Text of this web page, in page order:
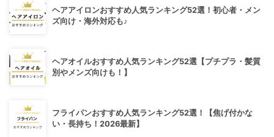
ヘアアイロンおすすめ人気ランキング52選！初心者・メン
ズ向け・海外対応も♪
ヘアオイルおすすめ人気ランキング52選【プチプラ・髪質
別やメンズ向けも！】
フライパンおすすめ人気ランキング52選！【焦げ付かな
い・長持ち！2026最新】